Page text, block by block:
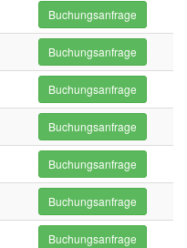
Buchungsanfrage
Buchungsanfrage
Buchungsanfrage
Buchungsanfrage
Buchungsanfrage
Buchungsanfrage
Buchungsanfrage